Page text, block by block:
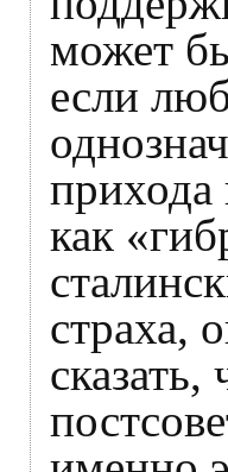
может
если
прихода
как
страха,